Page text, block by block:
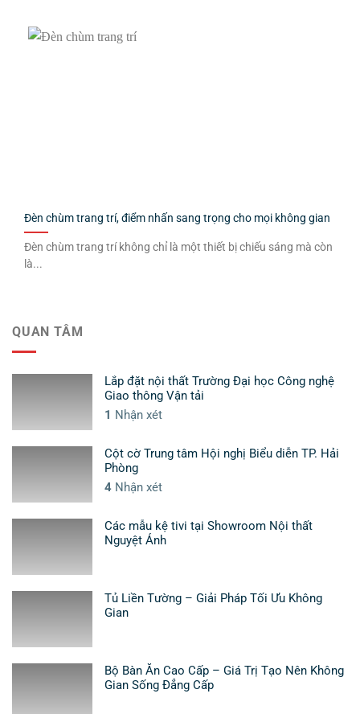
Đèn chùm trang trí, điểm nhấn sang trọng cho mọi không gian
Đèn chùm trang trí không chỉ là một thiết bị chiếu sáng mà còn
là...
QUAN TÂM
Lắp đặt nội thất Trường Đại học Công nghệ
Giao thông Vận tải
1 Nhận xét
Cột cờ Trung tâm Hội nghị Biểu diễn TP. Hải
Phòng
4 Nhận xét
Các mẫu kệ tivi tại Showroom Nội thất
Nguyệt Ánh
Tủ Liền Tường – Giải Pháp Tối Ưu Không
Gian
Bộ Bàn Ăn Cao Cấp – Giá Trị Tạo Nên Không
Gian Sống Đẳng Cấp